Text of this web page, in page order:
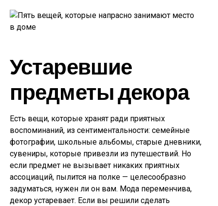
Устаревшие
предметы декора
Есть вещи, которые хранят ради приятных
воспоминаний, из сентиментальности: семейные
фотографии, школьные альбомы, старые дневники,
сувениры, которые привезли из путешествий. Но
если предмет не вызывает никаких приятных
ассоциаций, пылится на полке — целесообразно
задуматься, нужен ли он вам. Мода переменчива,
декор устаревает. Если вы решили сделать